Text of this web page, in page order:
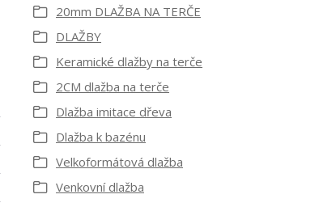
20mm DLAŽBA NA TERČE
DLAŽBY
Keramické dlažby na terče
2CM dlažba na terče
Dlažba imitace dřeva
Dlažba k bazénu
Velkoformátová dlažba
Venkovní dlažba